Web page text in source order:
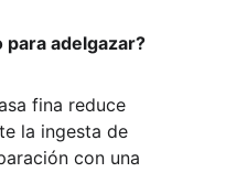
para adelgazar?
fina reduce
la ingesta de
con una